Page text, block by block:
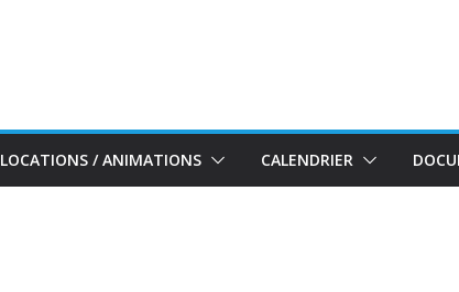
LOCATIONS / ANIMATIONS CALENDRIER